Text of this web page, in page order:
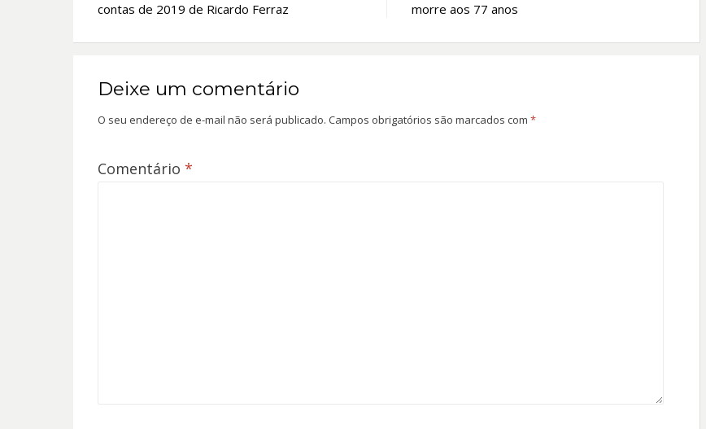
contas de 2019 de Ricardo Ferraz
morre aos 77 anos
Deixe um comentário
O seu endereço de e-mail não será publicado. Campos obrigatórios são marcados com *
Comentário *